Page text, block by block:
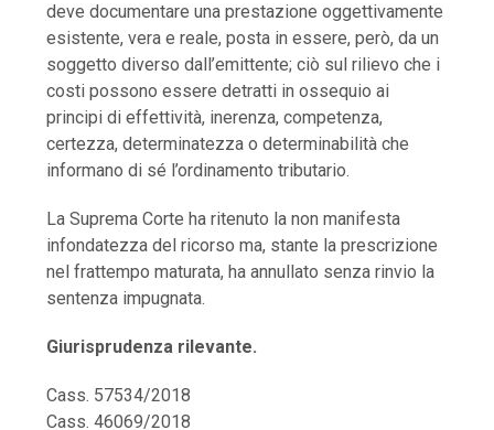
deve documentare una prestazione oggettivamente
esistente, vera e reale, posta in essere, però, da un
soggetto diverso dall’emittente; ciò sul rilievo che i
costi possono essere detratti in ossequio ai
principi di effettività, inerenza, competenza,
certezza, determinatezza o determinabilità che
informano di sé l’ordinamento tributario.
La Suprema Corte ha ritenuto la non manifesta
infondatezza del ricorso ma, stante la prescrizione
nel frattempo maturata, ha annullato senza rinvio la
sentenza impugnata.
Giurisprudenza rilevante.
Cass. 57534/2018
Cass. 46069/2018